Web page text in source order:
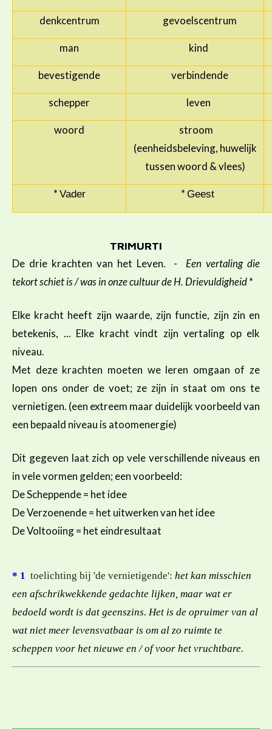
denkcentrum gevoelscentrum
man kind
bevestigende verbindende
schepper leven
woord
stroom
(eenheidsbeleving, huwelijk
tussen woord & vlees)
* Vader * Geest
TRIMURTI
De drie krachten van het Leven.
- Een vertaling die
tekort schiet is / was in onze cultuur de H. Drievuldigheid*
Elke kracht heeft zijn waarde, zijn functie, zijn zin en
betekenis, ... Elke kracht vindt zijn vertaling op elk
niveau.
Met deze krachten moeten we leren omgaan of ze
lopen ons onder de voet; ze zijn in staat om ons te
vernietigen. (een extreem maar duidelijk voorbeeld van
een bepaald niveau is atoomenergie)
Dit gegeven laat zich op vele verschillende niveaus en
in vele vormen gelden; een voorbeeld:
De Scheppende = het idee
De Verzoenende = het uitwerken van het idee
De Voltooiing = het eindresultaat
* 1 toelichting bij 'de vernietigende': het kan misschien
een afschrikwekkende gedachte lijken, maar wat er
bedoeld wordt is dat geenszins. Het is de opruimer van al
wat niet meer levensvatbaar is om al zo ruimte te
scheppen voor het nieuwe en / of voor het vruchtbare.